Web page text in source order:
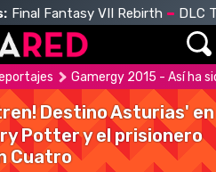
Final Fantasy VII Rebirth DLC
Gamergy 2015 - Así ha
Destino Asturias' en
Potter y el prisionero
Cuatro